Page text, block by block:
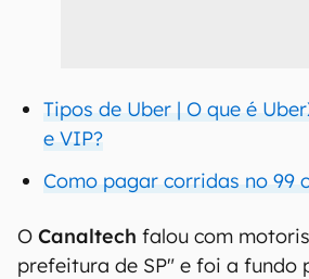
Tipos de Uber | O que é
e VIP?
Como pagar corridas no 99
O Canaltech falou com
prefeitura de SP" e foi a fundo